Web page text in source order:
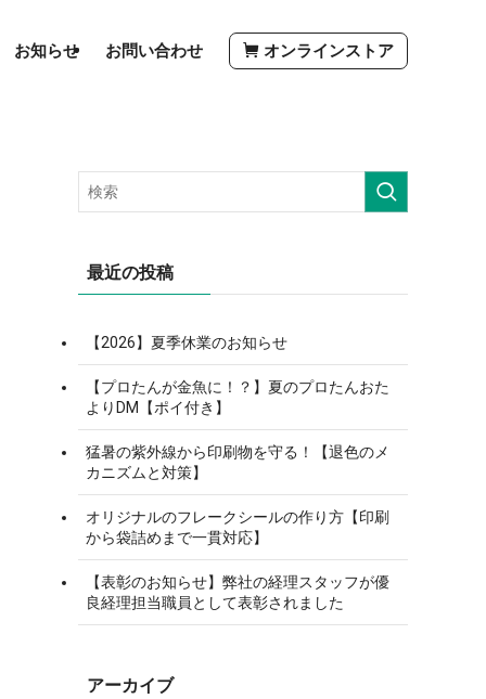
お知らせ お問い合わせ オンラインストア
最近の投稿
【2026】夏季休業のお知らせ
【プロたんが金魚に！？】夏のプロたんおた
よりDM【ポイ付き】
猛暑の紫外線から印刷物を守る！【退色のメ
カニズムと対策】
オリジナルのフレークシールの作り方【印刷
から袋詰めまで一貫対応】
【表彰のお知らせ】弊社の経理スタッフが優
良経理担当職員として表彰されました
アーカイブ